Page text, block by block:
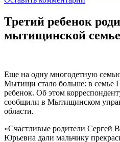
Третий ребенок
мытищинской
Еще на одну многодетную
Мытищи стало больше: в семье
ребенок. Об этом
сообщили в Мытищинском
области.
«Счастливые родители Сергей
Юрьевна дали мальчику